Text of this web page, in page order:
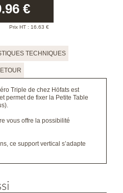
€
Prix HT : 16.63 €
TECHNIQUES
Triple de chez Höfats est
permet de fixer la Petite Table
vous offre la possibilité
ce support vertical s’adapte